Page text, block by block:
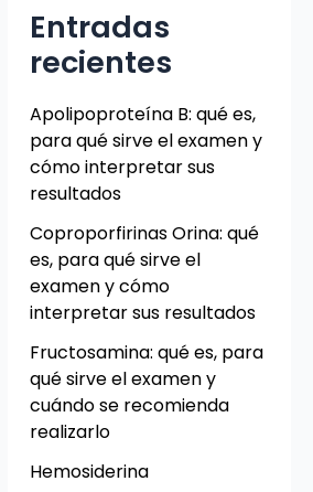
Entradas
recientes
Apolipoproteína B: qué es,
para qué sirve el examen y
cómo interpretar sus
resultados
Coproporfirinas Orina: qué
es, para qué sirve el
examen y cómo
interpretar sus resultados
Fructosamina: qué es, para
qué sirve el examen y
cuándo se recomienda
realizarlo
Hemosiderina